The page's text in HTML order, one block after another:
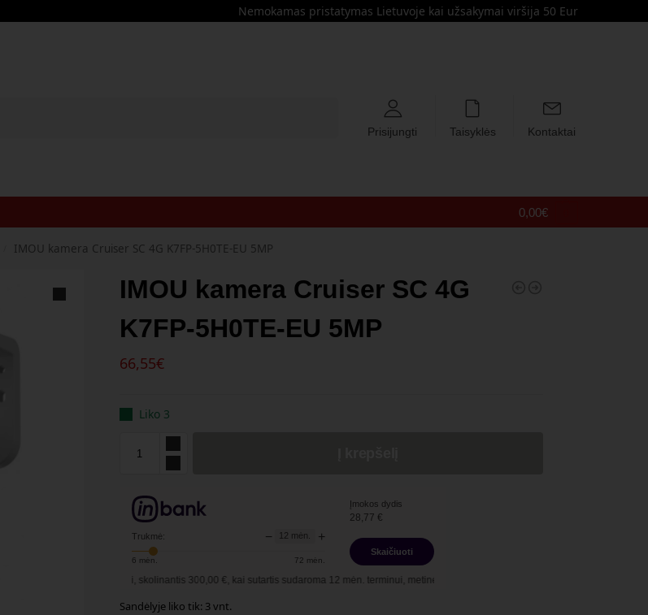
Nemokamas pristatymas Lietuvoje kai užsakymai viršija 50 Eur
Prisijungti Taisyklės Kontaktai
0,00€
IMOU kamera Cruiser SC 4G K7FP-5H0TE-EU 5MP
IMOU kamera Cruiser SC 4G
K7FP-5H0TE-EU 5MP
66,55€
Liko 3
Trukmė: − 12 mėn. +
6 mėn. 72 mėn.
Įmokos dydis
28,77 €
Skaičiuoti
300,00 €, kai sutartis sudaroma12 mėn. terminui, metinė palūkanų norma –
Sandėlyje liko tik: 3 vnt.